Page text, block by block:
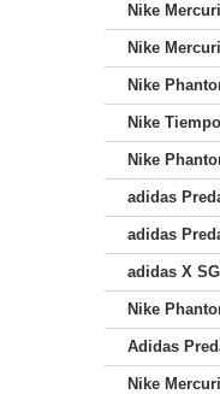
Nike
Nike
Nike
Nike
Nike
adidas
adidas
adidas X SG
Nike
Adidas
Nike